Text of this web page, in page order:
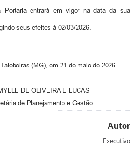
Portaria entrará em vigor na data da sua
seus efeitos à 02/03/2026.
(MG), em 21 de maio de 2026.
DE OLIVEIRA E LUCAS
de Planejamento e Gestão
Autor
Executivo